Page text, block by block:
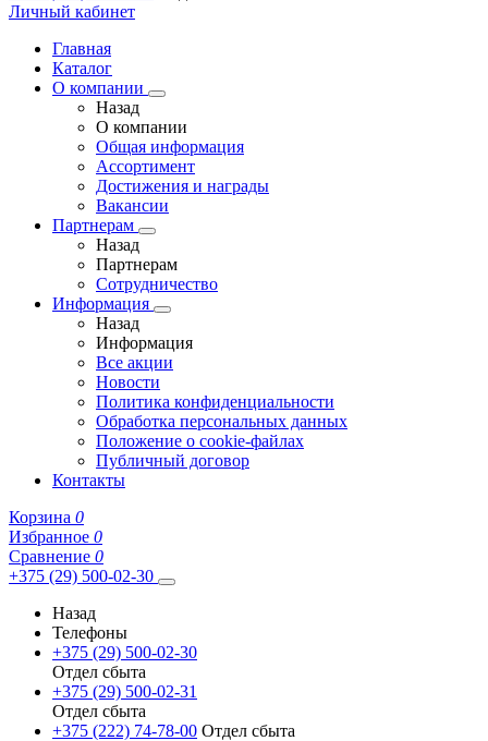
Личный кабинет
Главная
Каталог
О компании
Назад
О компании
Общая информация
Ассортимент
Достижения и награды
Вакансии
Партнерам
Назад
Партнерам
Сотрудничество
Информация
Назад
Информация
Все акции
Новости
Политика конфиденциальности
Обработка персональных данных
Положение о cookie-файлах
Публичный договор
Контакты
Корзина 0
Избранное 0
Сравнение 0
+375 (29) 500-02-30
Назад
Телефоны
+375 (29) 500-02-30
Отдел сбыта
+375 (29) 500-02-31
Отдел сбыта
+375 (222) 74-78-00 Отдел сбыта